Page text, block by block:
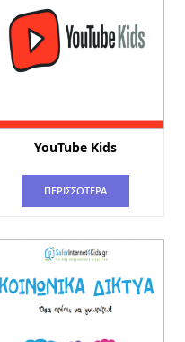
YouTube Kids
ΠΕΡΙΣΣΟΤΕΡΑ